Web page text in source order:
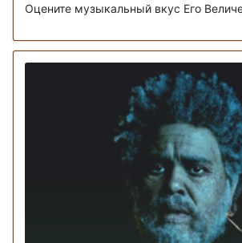
Оцените музыкальный вкус Его